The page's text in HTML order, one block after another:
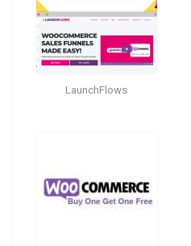
LaunchFlows